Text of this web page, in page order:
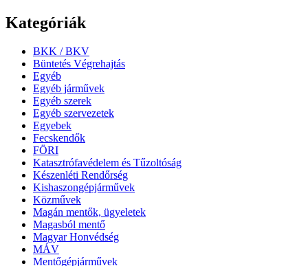
Kategóriák
BKK / BKV
Büntetés Végrehajtás
Egyéb
Egyéb járművek
Egyéb szerek
Egyéb szervezetek
Egyebek
Fecskendők
FÖRI
Katasztrófavédelem és Tűzoltóság
Készenléti Rendőrség
Kishaszongépjárművek
Közművek
Magán mentők, ügyeletek
Magasból mentő
Magyar Honvédség
MÁV
Mentőgépjárművek